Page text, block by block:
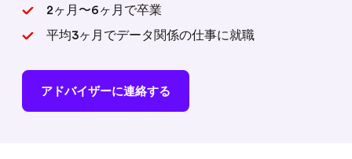
2ヶ月〜6ヶ月で卒業
平均3ヶ月でデータ関係の仕事に就職
アドバイザーに連絡する